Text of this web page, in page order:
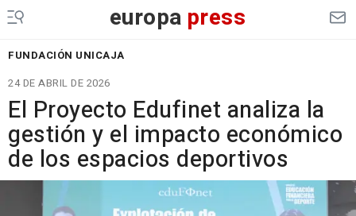
europa press
FUNDACIÓN UNICAJA
24 DE ABRIL DE 2026
El Proyecto Edufinet analiza la
gestión y el impacto económico
de los espacios deportivos